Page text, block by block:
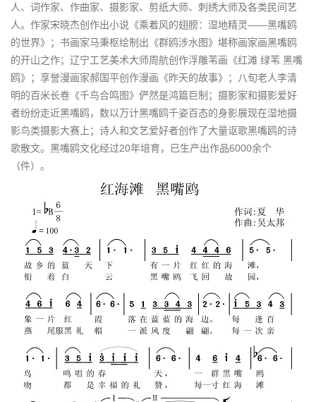
人、词作家、作曲家、摄影家、剪纸大师、刺绣大师及各类民间艺
人。作家宋晓杰创作出小说《乘着风的翅膀：湿地精灵——黑嘴鸥
的世界》；书画家马秉枢绘制出《群鸥涉水图》堪称画家画黑嘴鸥
的开山之作；辽宁工艺美术大师周航创作浮雕苇画《红滩 绿苇 黑嘴
鸥》；享誉漫画家郝国平创作漫画《昨天的故事》；八旬老人李清
明的百米长卷《千鸟合鸣图》俨然是鸿篇巨制；摄影家和摄影爱好
者纷纷走近黑嘴鸥，数以万计黑嘴鸥千姿百态的身影展现在湿地摄
影鸟类摄影大赛上；诗人和文艺爱好者创作了大量讴歌黑嘴鸥的诗
歌散文。黑嘴鸥文化经过20年培育，已生产出作品6000余个
（件）。